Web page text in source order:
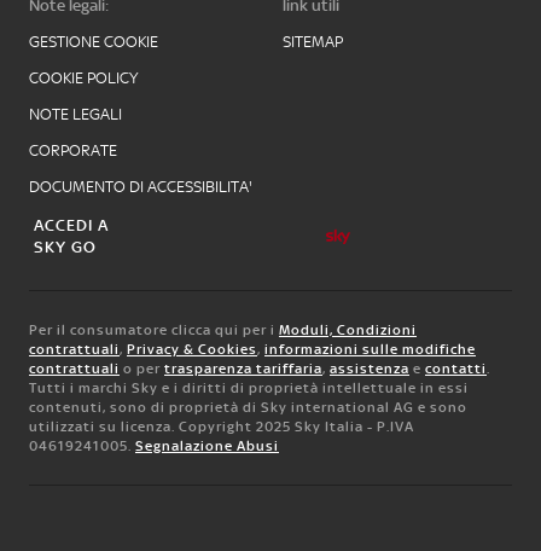
Note legali:
GESTIONE COOKIE
COOKIE POLICY
NOTE LEGALI
CORPORATE
DOCUMENTO DI ACCESSIBILITA'
link utili
SITEMAP
ACCEDI A
SKY GO
Per il consumatore clicca qui per i Moduli, Condizioni
contrattuali, Privacy & Cookies, informazioni sulle modifiche
contrattuali o per trasparenza tariffaria, assistenza e contatti.
Tutti i marchi Sky e i diritti di proprietà intellettuale in essi
contenuti, sono di proprietà di Sky international AG e sono
utilizzati su licenza. Copyright 2025 Sky Italia - P.IVA
04619241005. Segnalazione Abusi